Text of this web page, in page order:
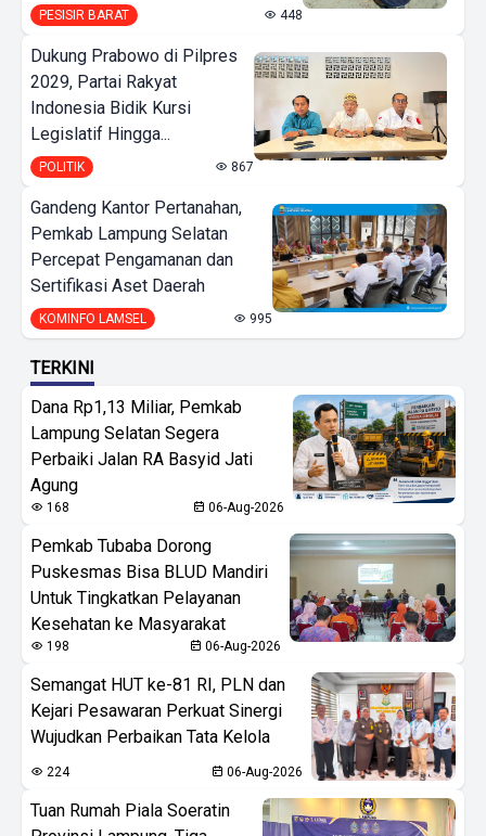
PESISIR BARAT 448
Dukung Prabowo di Pilpres
2029, Partai Rakyat
Indonesia Bidik Kursi
Legislatif Hingga...
POLITIK 867
Gandeng Kantor Pertanahan,
Pemkab Lampung Selatan
Percepat Pengamanan dan
Sertifikasi Aset Daerah
KOMINFO LAMSEL 995
TERKINI
Dana Rp1,13 Miliar, Pemkab
Lampung Selatan Segera
Perbaiki Jalan RA Basyid Jati
Agung
168 06-Aug-2026
Pemkab Tubaba Dorong
Puskesmas Bisa BLUD Mandiri
Untuk Tingkatkan Pelayanan
Kesehatan ke Masyarakat
198 06-Aug-2026
Semangat HUT ke-81 RI, PLN dan
Kejari Pesawaran Perkuat Sinergi
Wujudkan Perbaikan Tata Kelola
224 06-Aug-2026
Tuan Rumah Piala Soeratin